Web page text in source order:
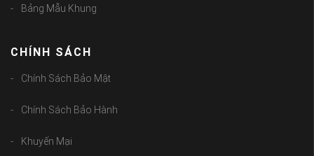
Bảng Mẫu Khung
CHÍNH SÁCH
Chính Sách Bảo Mật
Chính Sách Bảo Hành
Khuyến Mại